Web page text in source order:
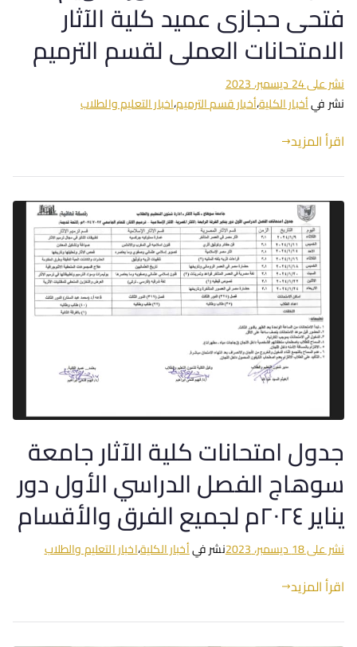
فتحى حجازى عميد كلية الآثار
الامتحانات العملى لقسم الترميم
نشر على24 ديسمبر، 2023
نشر فيأخبار الكلية،أخبار قسم الترميم،اخبار التعليم والطلاب
اقرأ المزيد
جدول امتحانات كلية الآثار جامعة
سوهاج الفصل الدراسي الأول دور
يناير ٢٠٢٤م لجميع الفرق والأقسام
نشر على18 ديسمبر، 2023 نشر فيأخبار الكلية،اخبار التعليم والطلاب
اقرأ المزيد